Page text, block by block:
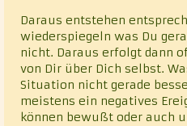
Daraus entstehen
wiederspiegeln was Du
nicht. Daraus erfolgt dann
von Dir über Dich selbst.
Situation nicht gerade
meistens ein negatives
können bewußt oder auch